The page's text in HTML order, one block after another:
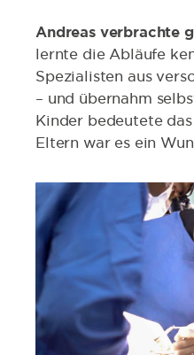
Andreas verbrachte
lernte die Abläufe
Spezialisten aus
– und übernahm
Kinder bedeutete
Eltern war es ein